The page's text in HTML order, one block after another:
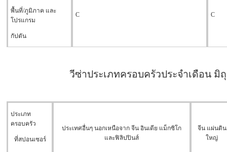
พื้นที่/ภูมิภาค และ
โปรแกรม
กัปตัน
C C
วีซ่าประเภทครอบครัวประจำเดือน มิ
ประเภท
ครอบครัว
ที่สปอนเซอร์
ประเทศอื่นๆ นอกเหนือจาก จีน อินเดีย แม็กซิโก
และฟิลิปปินส์
จีน แผ่นดิน
ใหญ่